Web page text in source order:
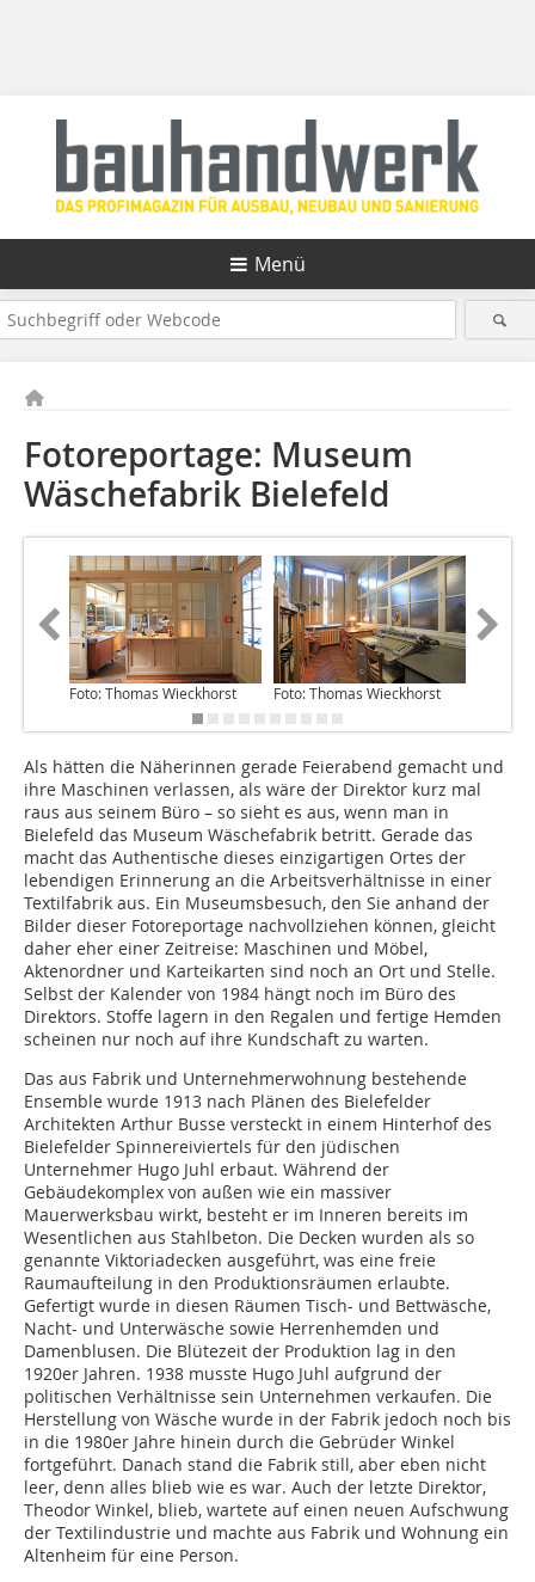
Menü
Fotoreportage: Museum
Wäschefabrik Bielefeld
Foto: Thomas Wieckhorst Foto: Thomas Wieckhorst
Als hätten die Näherinnen gerade Feierabend gemacht und
ihre Maschinen verlassen, als wäre der Direktor kurz mal
raus aus seinem Büro – so sieht es aus, wenn man in
Bielefeld das Museum Wäschefabrik betritt. Gerade das
macht das Authentische dieses einzigartigen Ortes der
lebendigen Erinnerung an die Arbeitsverhältnisse in einer
Textilfabrik aus. Ein Museumsbesuch, den Sie anhand der
Bilder dieser Fotoreportage nachvollziehen können, gleicht
daher eher einer Zeitreise: Maschinen und Möbel,
Aktenordner und Karteikarten sind noch an Ort und Stelle.
Selbst der Kalender von 1984 hängt noch im Büro des
Direktors. Stoffe lagern in den Regalen und fertige Hemden
scheinen nur noch auf ihre Kundschaft zu warten.
Das aus Fabrik und Unternehmerwohnung bestehende
Ensemble wurde 1913 nach Plänen des Bielefelder
Architekten Arthur Busse versteckt in einem Hinterhof des
Bielefelder Spinnereiviertels für den jüdischen
Unternehmer Hugo Juhl erbaut. Während der
Gebäudekomplex von außen wie ein massiver
Mauerwerksbau wirkt, besteht er im Inneren bereits im
Wesentlichen aus Stahlbeton. Die Decken wurden als so
genannte Viktoriadecken ausgeführt, was eine freie
Raumaufteilung in den Produktionsräumen erlaubte.
Gefertigt wurde in diesen Räumen Tisch- und Bettwäsche,
Nacht- und Unterwäsche sowie Herrenhemden und
Damenblusen. Die Blütezeit der Produktion lag in den
1920er Jahren. 1938 musste Hugo Juhl aufgrund der
politischen Verhältnisse sein Unternehmen verkaufen. Die
Herstellung von Wäsche wurde in der Fabrik jedoch noch bis
in die 1980er Jahre hinein durch die Gebrüder Winkel
fortgeführt. Danach stand die Fabrik still, aber eben nicht
leer, denn alles blieb wie es war. Auch der letzte Direktor,
Theodor Winkel, blieb, wartete auf einen neuen Aufschwung
der Textilindustrie und machte aus Fabrik und Wohnung ein
Altenheim für eine Person.